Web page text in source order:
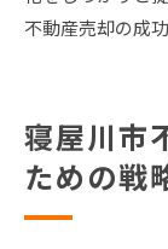
不動産売却の成
寝屋川市
ための戦